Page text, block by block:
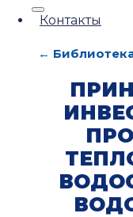
Контакты
←